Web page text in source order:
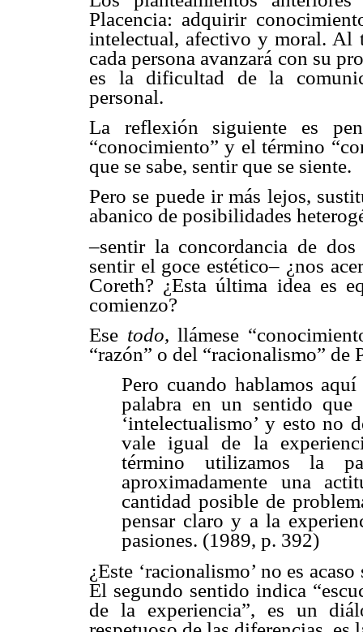
Placencia: adquirir
intelectual, afectivo y moral. Al
cada persona avanzará con su
es la dificultad de la
personal.
La reflexión siguiente es
“conocimiento” y el término
que se sabe, sentir que se siente.
Pero se puede ir más lejos,
abanico de posibilidades
–sentir la concordancia de
sentir el goce estético– ¿nos
Coreth? ¿Esta última idea es
comienzo?
Ese todo, llámese
“razón” o del “racionalismo” de
Pero cuando hablamos
palabra en un sentido que
‘intelectualismo’ y esto no
vale igual de la
término utilizamos la
aproximadamente una
cantidad posible de
pensar claro y a la
pasiones. (1989, p. 392)
¿Este ‘racionalismo’ no es
El segundo sentido indica
de la experiencia”, es un